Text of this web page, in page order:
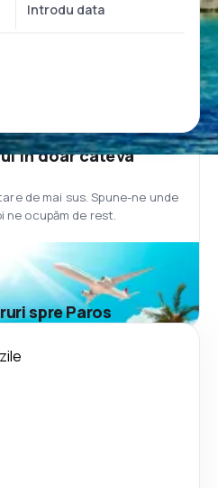
în doar câteva
de mai sus. Spune-ne unde
ne ocupăm de rest.
spre Paros